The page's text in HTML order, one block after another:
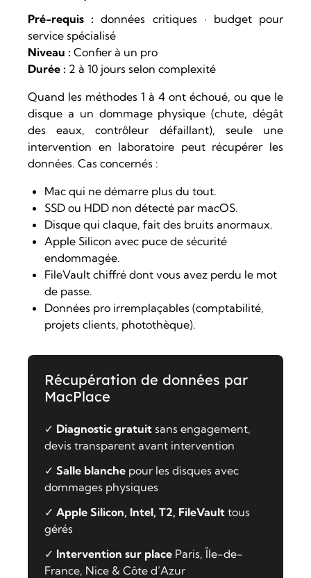
Pré-requis : données critiques · budget pour
service spécialisé
Niveau : Confier à un pro
Durée : 2 à 10 jours selon complexité
Quand les méthodes 1 à 4 ont échoué, ou que le
disque a un dommage physique (chute, dégât
des eaux, contrôleur défaillant), seule une
intervention en laboratoire peut récupérer les
données. Cas concernés :
Mac qui ne démarre plus du tout.
SSD ou HDD non détecté par macOS.
Disque qui claque, fait des bruits anormaux.
Apple Silicon avec puce de sécurité
endommagée.
FileVault chiffré dont vous avez perdu le mot
de passe.
Données pro irremplaçables (comptabilité,
projets clients, photothèque).
Récupération de données par
MacPlace
✓ Diagnostic gratuit sans engagement,
devis transparent avant intervention
✓ Salle blanche pour les disques avec
dommages physiques
✓ Apple Silicon, Intel, T2, FileVault tous
gérés
✓ Intervention sur place Paris, Île-de-
France, Nice & Côte d’Azur